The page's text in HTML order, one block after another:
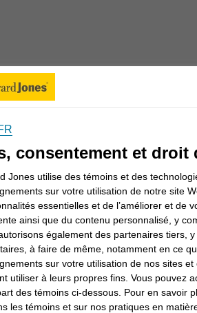
des moments les plus excitants
parents et amis et parfois
il est facile de perdre
pour vous aider à rester sur la
court et à long
en matière de placement.
de décisions financières, il est
concerne vos objectifs à court
pour déterminer vos objectifs de
aideront à les atteindre
mois et établissez un
consentement et droit
Jones utilise des témoins et des
sur votre utilisation de notre site
essentielles et de l’améliorer et de
ainsi que du contenu personnalisé, y
également des partenaires tiers,
à faire de même, notamment en ce
sur votre utilisation de nos sites et
utiliser à leurs propres fins. Vous pouvez
des témoins ci-dessous. Pour en savoir
les témoins et sur nos pratiques en